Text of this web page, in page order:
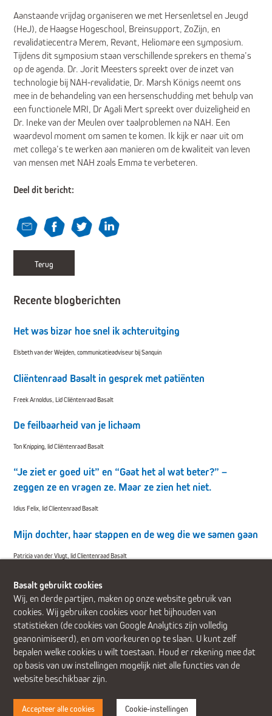
Aanstaande vrijdag organiseren we met Hersenletsel en Jeugd
(HeJ), de Haagse Hogeschool, Breinsupport, ZoZijn, en
revalidatiecentra Merem, Revant, Heliomare een symposium.
Tijdens dit symposium staan verschillende sprekers en thema’s
op de agenda. Dr. Jorit Meesters spreekt over de inzet van
technologie bij NAH-revalidatie, Dr. Marsh Königs neemt ons
mee in de behandeling van een hersenschudding met behulp van
een functionele MRI, Dr Agali Mert spreekt over duizeligheid en
Dr. Ineke van der Meulen over taalproblemen na NAH. Een
waardevol moment om samen te komen. Ik kijk er naar uit om
met collega’s te werken aan manieren om de kwaliteit van leven
van mensen met NAH zoals Emma te verbeteren.
Deel dit bericht:
Terug
Recente blogberichten
Het was bizar hoe snel ik achteruitging
Elsbeth van der Weijden, communicatieadviseur bij Sanquin
Cliëntenraad Basalt in gesprek met patiënten
Freek Arnoldus, Lid Cliëntenraad Basalt
De feilbaarheid van je lichaam
Ton Knipping, lid Cliëntenraad Basalt
“Je ziet er goed uit” en “Gaat het al wat beter?” –
zeggen ze en vragen ze. Maar ze zien het niet.
Idius Felix, lid Clientenraad Basalt
Mijn dochter, haar stappen en de weg die we samen gaan
Patricia van der Vlugt, lid Clientenraad Basalt
Alphen aan den Rijn (Alrijne Ziekenhuis) Delft
Den Haag
Gouda
Leiden Leiderdorp (Alrijne Ziekenhuis) Zoetermeer
Basalt gebruikt cookies
Wij, en derde partijen, maken op onze website gebruik van
cookies. Wij gebruiken cookies voor het bijhouden van
statistieken (de cookies van Google Analytics zijn volledig
geanonimiseerd), en om voorkeuren op te slaan. U kunt zelf
bepalen welke cookies u wilt toestaan. Houd er rekening mee dat
op basis van uw instellingen mogelijk niet alle functies van de
website beschikbaar zijn.
Accepteer alle cookies Cookie-instellingen